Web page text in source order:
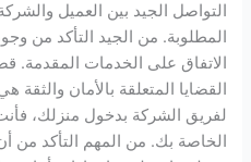
التواصل الجيد بين العميل
المطلوبة. من الجيد التأكد من
الاتفاق على الخدمات المقدمة.
القضايا المتعلقة بالأمان
لفريق الشركة بدخول منزلك،
الخاصة بك. من المهم التأكد من